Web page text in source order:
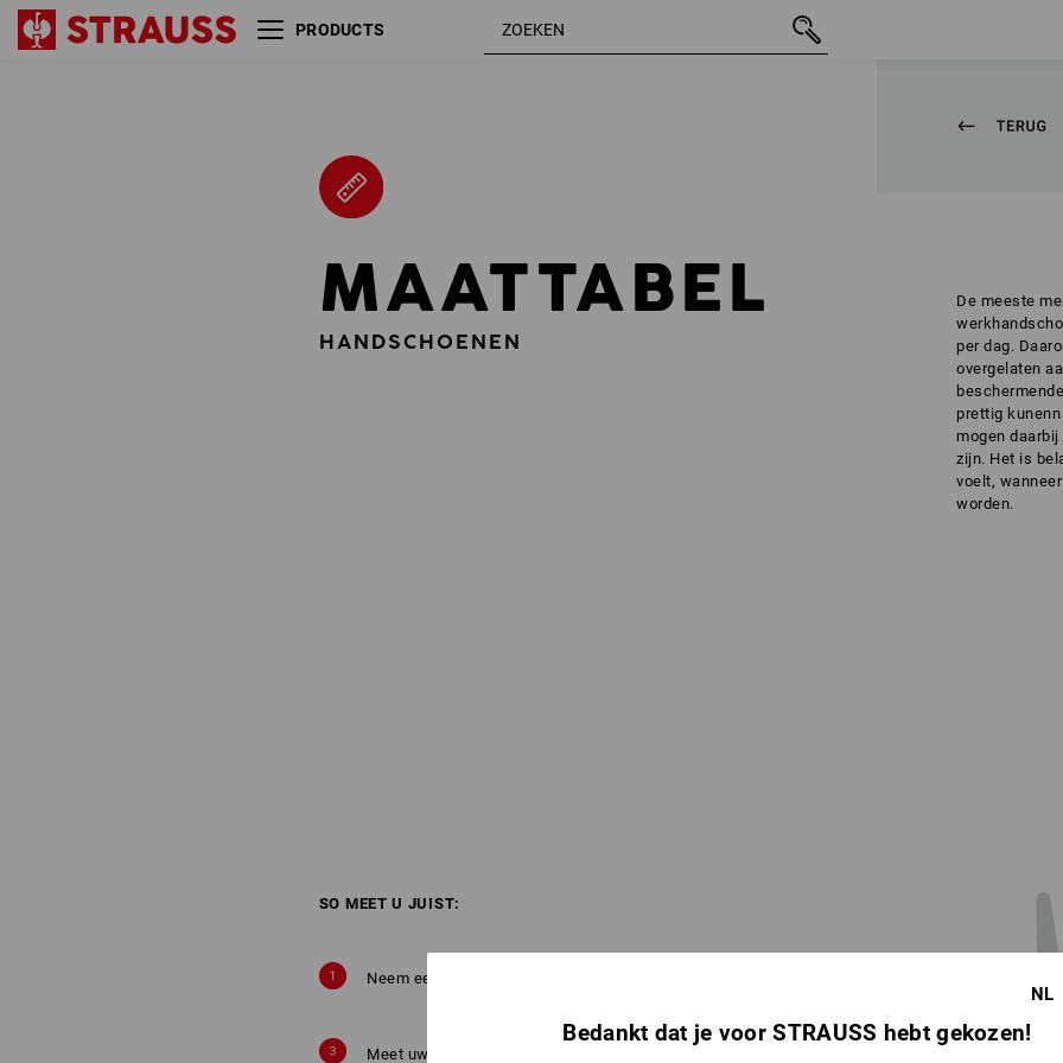
MAATTABEL
HANDSCHOENEN
De meeste
per dag.
overgelaten
prettig
mogen
zijn. Het is
voelt,
worden.
SO MEET U JUIST:
Neem een rolmaat.
Meet uw hand.
Lees uw maat in de
PRODUCTS
NL
Bedankt dat je voor STRAUSS hebt gekozen!